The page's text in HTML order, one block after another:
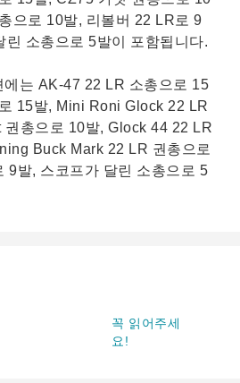
으로 10발, 리볼버 22 LR로 9
린 소총으로 5발이 포함됩니다.
에는 AK-47 22 LR 소총으로 15
15발, Mini Roni Glock 22 LR
권총으로 10발, Glock 44 22 LR
Buck Mark 22 LR 권총으로
9발, 스코프가 달린 소총으로 5
꼭 읽어주세
요!